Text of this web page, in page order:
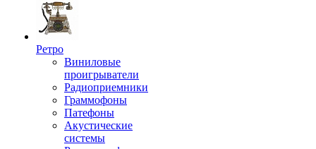
Ретро
Виниловые
проигрыватели
Радиоприемники
Граммофоны
Патефоны
Акустические
системы